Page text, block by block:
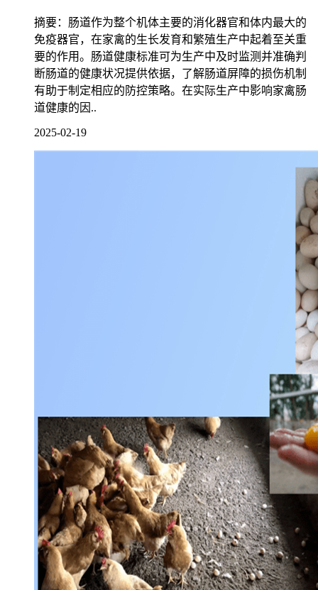
摘要：肠道作为整个机体主要的消化器官和体内最大的
免疫器官，在家禽的生长发育和繁殖生产中起着至关重
要的作用。肠道健康标准可为生产中及时监测并准确判
断肠道的健康状况提供依据，了解肠道屏障的损伤机制
有助于制定相应的防控策略。在实际生产中影响家禽肠
道健康的因..
2025-02-19